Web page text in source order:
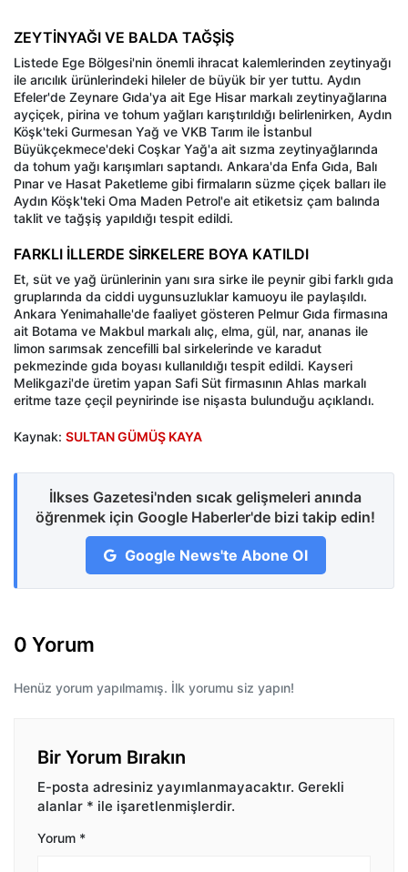
ZEYTİNYAĞI VE BALDA TAĞŞİŞ
Listede Ege Bölgesi'nin önemli ihracat kalemlerinden zeytinyağı
ile arıcılık ürünlerindeki hileler de büyük bir yer tuttu. Aydın
Efeler'de Zeynare Gıda'ya ait Ege Hisar markalı zeytinyağlarına
ayçiçek, pirina ve tohum yağları karıştırıldığı belirlenirken, Aydın
Köşk'teki Gurmesan Yağ ve VKB Tarım ile İstanbul
Büyükçekmece'deki Coşkar Yağ'a ait sızma zeytinyağlarında
da tohum yağı karışımları saptandı. Ankara'da Enfa Gıda, Balı
Pınar ve Hasat Paketleme gibi firmaların süzme çiçek balları ile
Aydın Köşk'teki Oma Maden Petrol'e ait etiketsiz çam balında
taklit ve tağşiş yapıldığı tespit edildi.
FARKLI İLLERDE SİRKELERE BOYA KATILDI
Et, süt ve yağ ürünlerinin yanı sıra sirke ile peynir gibi farklı gıda
gruplarında da ciddi uygunsuzluklar kamuoyu ile paylaşıldı.
Ankara Yenimahalle'de faaliyet gösteren Pelmur Gıda firmasına
ait Botama ve Makbul markalı alıç, elma, gül, nar, ananas ile
limon sarımsak zencefilli bal sirkelerinde ve karadut
pekmezinde gıda boyası kullanıldığı tespit edildi. Kayseri
Melikgazi'de üretim yapan Safi Süt firmasının Ahlas markalı
eritme taze çeçil peynirinde ise nişasta bulunduğu açıklandı.
Kaynak: SULTAN GÜMÜŞ KAYA
İlkses Gazetesi'nden sıcak gelişmeleri anında
öğrenmek için Google Haberler'de bizi takip edin!
Google News'te Abone Ol
0 Yorum
Henüz yorum yapılmamış. İlk yorumu siz yapın!
Bir Yorum Bırakın
E-posta adresiniz yayımlanmayacaktır. Gerekli
alanlar * ile işaretlenmişlerdir.
Yorum *